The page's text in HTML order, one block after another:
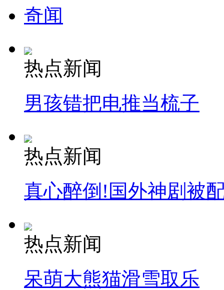
奇闻
热点新闻
男孩错把电推当梳子
热点新闻
真心醉倒!国外神剧被
热点新闻
呆萌大熊猫滑雪取乐